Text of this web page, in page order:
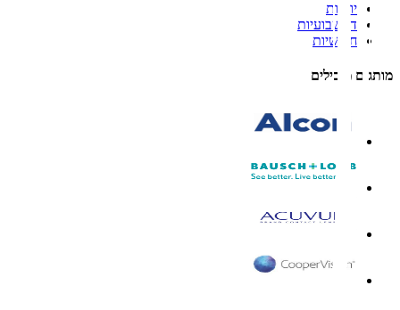
יומיות
דו-שבועיות
חודשיות
מותגים מובילים